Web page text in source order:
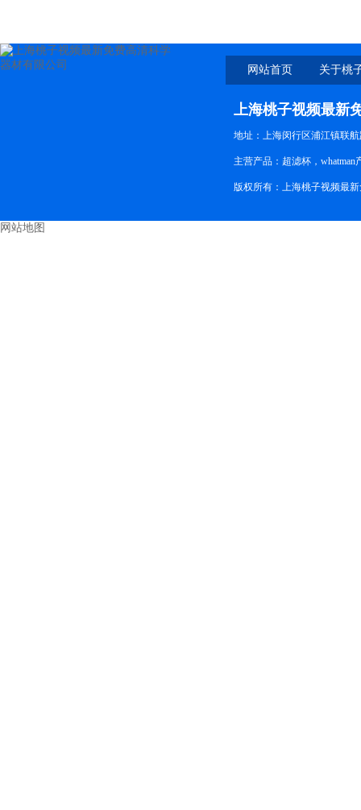
网站首页 关于桃
新免
上海桃子视频最新
地址：上海闵行区浦江镇联
主营产品：超滤杯，whatman
版权所有：上海桃子视频最
网站地图